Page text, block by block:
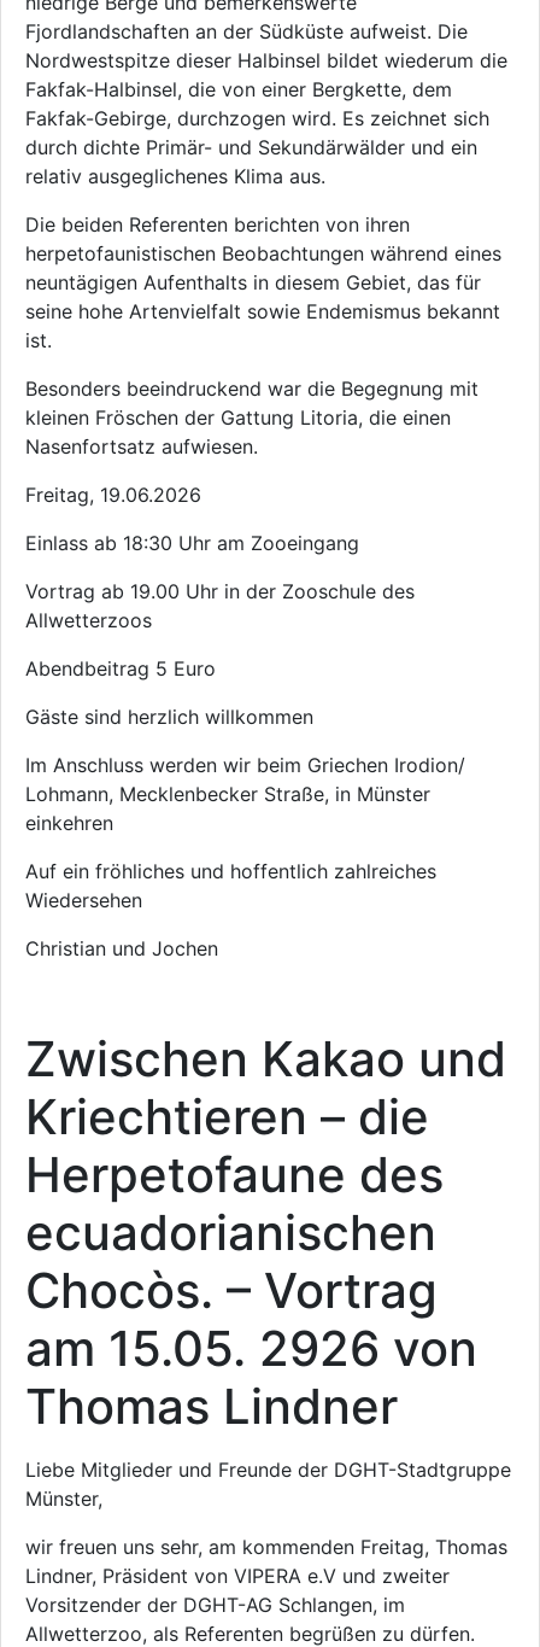
Fjordlandschaften an der Südküste aufweist. Die
Nordwestspitze dieser Halbinsel bildet wiederum die
Fakfak-Halbinsel, die von einer Bergkette, dem
Fakfak-Gebirge, durchzogen wird. Es zeichnet sich
durch dichte Primär- und Sekundärwälder und ein
relativ ausgeglichenes Klima aus.
Die beiden Referenten berichten von ihren
herpetofaunistischen Beobachtungen während eines
neuntägigen Aufenthalts in diesem Gebiet, das für
seine hohe Artenvielfalt sowie Endemismus bekannt
ist.
Besonders beeindruckend war die Begegnung mit
kleinen Fröschen der Gattung Litoria, die einen
Nasenfortsatz aufwiesen.
Freitag, 19.06.2026
Einlass ab 18:30 Uhr am Zooeingang
Vortrag ab 19.00 Uhr in der Zooschule des
Allwetterzoos
Abendbeitrag 5 Euro
Gäste sind herzlich willkommen
Im Anschluss werden wir beim Griechen Irodion/
Lohmann, Mecklenbecker Straße, in Münster
einkehren
Auf ein fröhliches und hoffentlich zahlreiches
Wiedersehen
Christian und Jochen
Zwischen Kakao und
Kriechtieren – die
Herpetofaune des
ecuadorianischen
Chocòs. – Vortrag
am 15.05. 2926 von
Thomas Lindner
Liebe Mitglieder und Freunde der DGHT-Stadtgruppe
Münster,
wir freuen uns sehr, am kommenden Freitag, Thomas
Lindner, Präsident von VIPERA e.V und zweiter
Vorsitzender der DGHT-AG Schlangen, im
Allwetterzoo, als Referenten begrüßen zu dürfen.